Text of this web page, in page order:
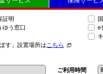
証明
ゆう窓口
ぽす」設置場所はこちら
e
ご利用時間